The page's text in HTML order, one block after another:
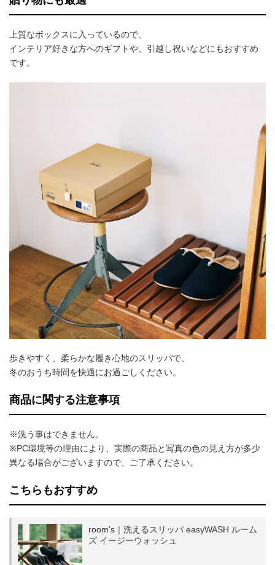
上質なボックスに入っているので、
インテリア好きな方へのギフトや、引越し祝いなどにもおすすめ
です。
歩きやすく、柔らかな履き心地のスリッパで、
冬のおうち時間を快適にお過ごしください。
商品に関する注意事項
※洗う事はできません。
※PC環境等の理由により、実際の商品と写真の色の見え方が多少
異なる場合がございますので、ご了承ください。
こちらもおすすめ
room's｜洗えるスリッパ easyWASH ルーム
ズ イージーウォッシュ